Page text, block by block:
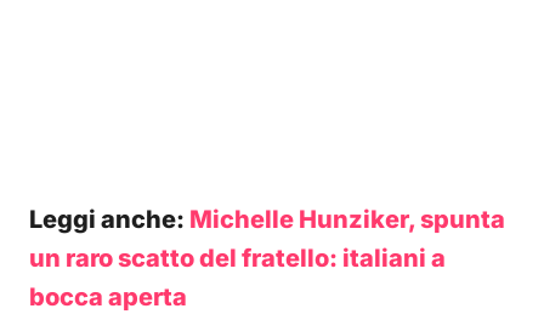
Leggi anche: Michelle Hunziker, spunta
un raro scatto del fratello: italiani a
bocca aperta